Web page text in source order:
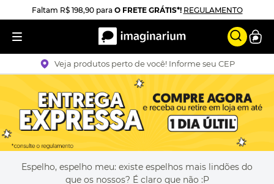
Faltam R$ 198,90paraO FRETE GRÁTIS*! REGULAMENTO
Veja produtos perto de você! Informe seu CEP
Espelho, espelho meu: existe espelhos mais lindões do
que os nossos? É claro que não :P